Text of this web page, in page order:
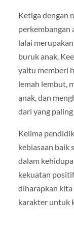
Ketiga dengan
perkembangan
lalai
buruk anak.
yaitu memberi
lemah lembut,
anak, dan
dari yang
Kelima
kebiasaan baik
dalam
kekuatan
diharapkan
karakter untuk